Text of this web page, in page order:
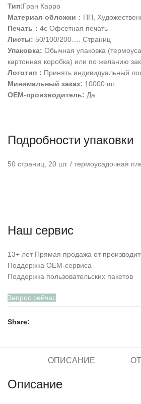
Тип:Гран Карро
Материал обложки ：ПП,
Печать： 4c Офсетная печать
Листы: 50/100/200…. Страниц
Упаковка: Обычная упаковка
картонная коробка) или по желанию
Логотип： Принять индивидуальный
Минимальный заказ: 10000 шт.
OEM-производитель: Да
Подробности упаковки
50 страниц, 20 шт. / термоусадочная
Наш сервис
13+ лет Прямая продажа от
Поддержка OEM-сервиса
Поддержка пользовательских пакетов
Запрос сейчас
Share:
ОПИСАНИЕ
Описание